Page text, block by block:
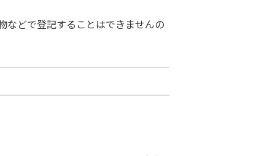
などで登記することはできませんの